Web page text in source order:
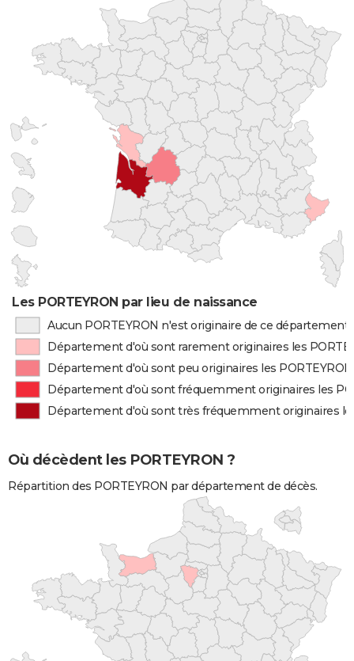
Les PORTEYRON par lieu de naissance
Aucun PORTEYRON n'est originaire de ce département
Département d'où sont rarement originaires les
Département d'où sont peu originaires les PORTEYRON
Département d'où sont fréquemment originaires les
Département d'où sont très fréquemment originaires
Où décèdent les PORTEYRON ?
Répartition des PORTEYRON par département de décès.